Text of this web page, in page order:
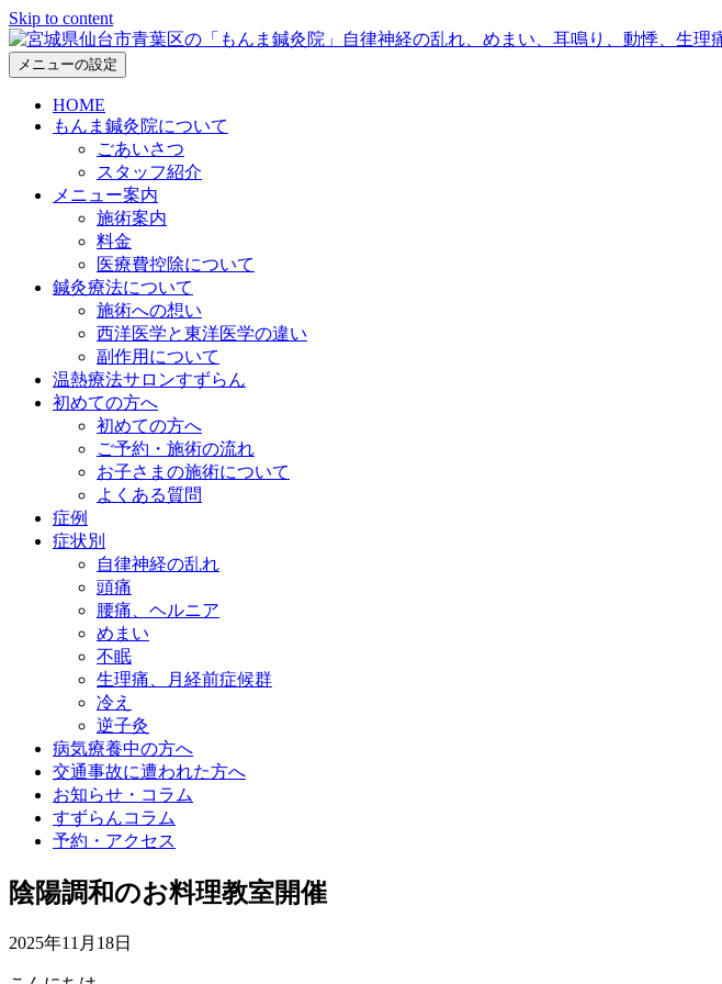
Skip to content
メニューの設定
HOME
もんま鍼灸院について
ごあいさつ
スタッフ紹介
メニュー案内
施術案内
料金
医療費控除について
鍼灸療法について
施術への想い
西洋医学と東洋医学の違い
副作用について
温熱療法サロンすずらん
初めての方へ
初めての方へ
ご予約・施術の流れ
お子さまの施術について
よくある質問
症例
症状別
自律神経の乱れ
頭痛
腰痛、ヘルニア
めまい
不眠
生理痛、月経前症候群
冷え
逆子灸
病気療養中の方へ
交通事故に遭われた方へ
お知らせ・コラム
すずらんコラム
予約・アクセス
陰陽調和のお料理教室開催
2025年11月18日